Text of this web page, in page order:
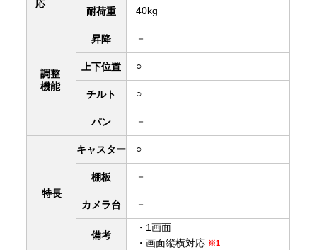
応
耐荷重 40kg
調整
機能
昇降 －
上下位置 ○
チルト ○
パン －
特長
キャスター ○
棚板 －
カメラ台 －
備考
・1画面
・画面縦横対応 ※1